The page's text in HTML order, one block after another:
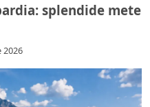
splendide mete
2026